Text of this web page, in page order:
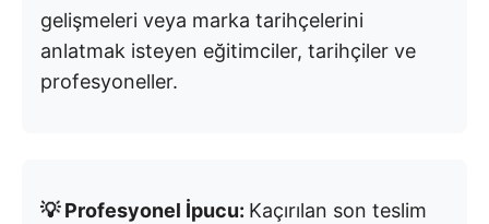
gelişmeleri veya marka tarihçelerini
anlatmak isteyen eğitimciler, tarihçiler ve
profesyoneller.
💡 Profesyonel İpucu: Kaçırılan son teslim